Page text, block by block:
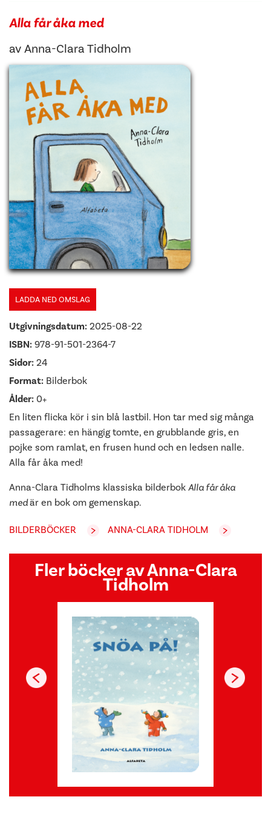
Alla får åka med
avAnna-Clara Tidholm
LADDA NED OMSLAG
Utgivningsdatum: 2025-08-22
ISBN: 978-91-501-2364-7
Sidor: 24
Format: Bilderbok
Ålder: 0+
En liten flicka kör i sin blå lastbil. Hon tar med sig många
passagerare: en hängig tomte, en grubblande gris, en
pojke som ramlat, en frusen hund och en ledsen nalle.
Alla får åka med!
Anna-Clara Tidholms klassiska bilderbok Alla får åka
medär en bok om gemenskap.
BILDERBÖCKER ANNA-CLARA TIDHOLM
Fler böcker av Anna-Clara
Tidholm